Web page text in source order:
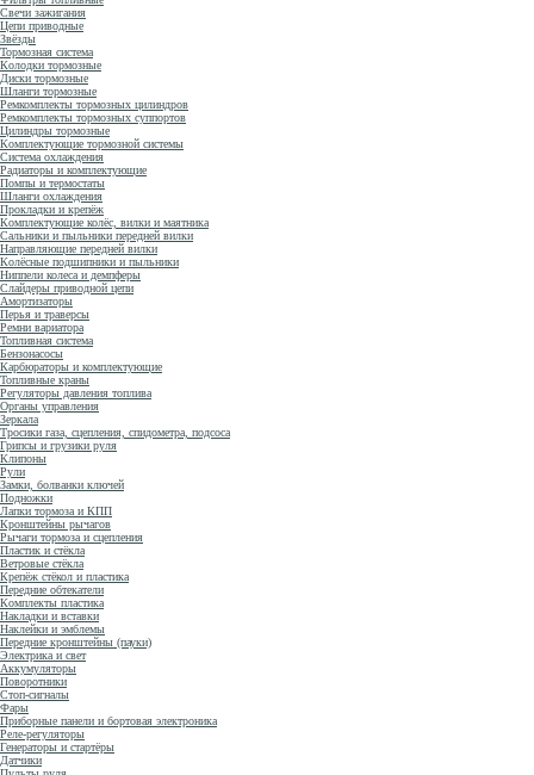
Свечи зажигания
Цепи приводные
Звёзды
Тормозная система
Колодки тормозные
Диски тормозные
Шланги тормозные
Ремкомплекты тормозных цилиндров
Ремкомплекты тормозных суппортов
Цилиндры тормозные
Комплектующие тормозной системы
Система охлаждения
Радиаторы и комплектующие
Помпы и термостаты
Шланги охлаждения
Прокладки и крепёж
Комплектующие колёс, вилки и маятника
Сальники и пыльники передней вилки
Направляющие передней вилки
Колёсные подшипники и пыльники
Ниппели колеса и демпферы
Слайдеры приводной цепи
Амортизаторы
Перья и траверсы
Ремни вариатора
Топливная система
Бензонасосы
Карбюраторы и комплектующие
Топливные краны
Регуляторы давления топлива
Органы управления
Зеркала
Тросики газа, сцепления, спидометра, подсоса
Грипсы и грузики руля
Клипоны
Рули
Замки, болванки ключей
Подножки
Лапки тормоза и КПП
Кронштейны рычагов
Рычаги тормоза и сцепления
Пластик и стёкла
Ветровые стёкла
Крепёж стёкол и пластика
Передние обтекатели
Комплекты пластика
Накладки и вставки
Наклейки и эмблемы
Передние кронштейны (пауки)
Электрика и свет
Аккумуляторы
Поворотники
Стоп-сигналы
Фары
Приборные панели и бортовая электроника
Реле-регуляторы
Генераторы и стартёры
Датчики